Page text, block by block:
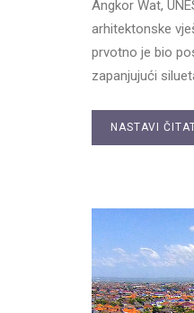
Angkor Wat,
arhitektonske
prvotno je bio
zapanjujući
NASTAVI